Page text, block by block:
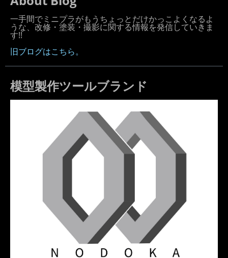
一手間でミニプラがもうちょっとだけかっこよくなるよ
うな、改修・塗装・撮影に関する情報を発信していきま
す!!
旧ブログはこちら。
模型製作ツールブランド